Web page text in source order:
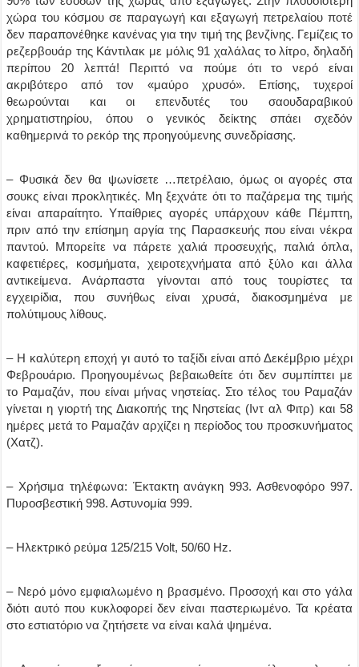
χώρα του κόσμου σε παραγωγή και εξαγωγή πετρελαίου ποτέ
δεν παραπονέθηκε κανένας για την τιμή της βενζίνης. Γεμίζεις το
ρεζερβουάρ της Κάντιλακ με μόλις 91 χαλάλας το λίτρο, δηλαδή
περίπου 20 λεπτά! Περιττό να πούμε ότι το νερό είναι
ακριβότερο από τον «μαύρο χρυσό». Επίσης, τυχεροί
θεωρούνται και οι επενδυτές του σαουδαραβικού
χρηματιστηρίου, όπου ο γενικός δείκτης σπάει σχεδόν
καθημερινά το ρεκόρ της προηγούμενης συνεδρίασης.
– Φυσικά δεν θα ψωνίσετε …πετρέλαιο, όμως οι αγορές στα
σουκς είναι προκλητικές. Μη ξεχνάτε ότι το παζάρεμα της τιμής
είναι απαραίτητο. Υπαίθριες αγορές υπάρχουν κάθε Πέμπτη,
πριν από την επίσημη αργία της Παρασκευής που είναι νέκρα
παντού. Μπορείτε να πάρετε χαλιά προσευχής, παλιά όπλα,
καφετιέρες, κοσμήματα, χειροτεχνήματα από ξύλο και άλλα
αντικείμενα. Ανάρπαστα γίνονται από τους τουρίστες τα
εγχειρίδια, που συνήθως είναι χρυσά, διακοσμημένα με
πολύτιμους λίθους.
– Η καλύτερη εποχή γι αυτό το ταξίδι είναι από Δεκέμβριο μέχρι
Φεβρουάριο. Προηγουμένως βεβαιωθείτε ότι δεν συμπίπτει με
το Ραμαζάν, που είναι μήνας νηστείας. Στο τέλος του Ραμαζάν
γίνεται η γιορτή της Διακοπής της Νηστείας (Ιντ αλ Φιτρ) και 58
ημέρες μετά το Ραμαζάν αρχίζει η περίοδος του προσκυνήματος
(Χατζ).
– Χρήσιμα τηλέφωνα: Έκτακτη ανάγκη 993. Ασθενοφόρο 997.
Πυροσβεστική 998. Αστυνομία 999.
– Ηλεκτρικό ρεύμα 125/215 Volt, 50/60 Hz.
– Νερό μόνο εμφιαλωμένο η βρασμένο. Προσοχή και στο γάλα
διότι αυτό που κυκλοφορεί δεν είναι παστεριωμένο. Τα κρέατα
στο εστιατόριο να ζητήσετε να είναι καλά ψημένα.